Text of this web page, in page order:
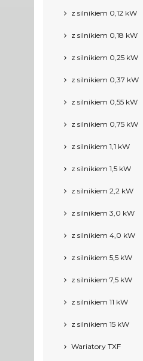
z silnikiem 0,12 kW
z silnikiem 0,18 kW
z silnikiem 0,25 kW
z silnikiem 0,37 kW
z silnikiem 0,55 kW
z silnikiem 0,75 kW
z silnikiem 1,1 kW
z silnikiem 1,5 kW
z silnikiem 2,2 kW
z silnikiem 3,0 kW
z silnikiem 4,0 kW
z silnikiem 5,5 kW
z silnikiem 7,5 kW
z silnikiem 11 kW
z silnikiem 15 kW
Wariatory TXF